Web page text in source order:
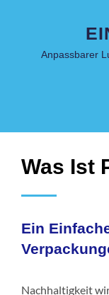
Anpassbarer
Was Ist
Ein
Nachhaltigkeit